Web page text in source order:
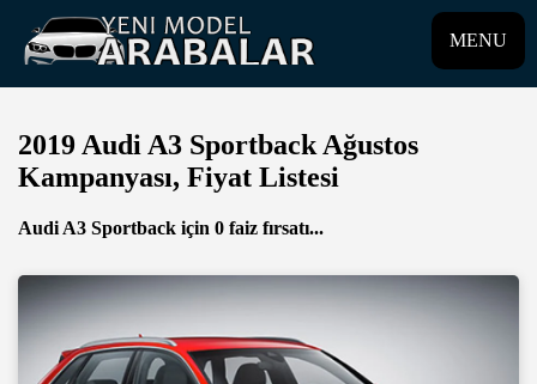
MENU
2019 Audi A3 Sportback Ağustos
Kampanyası, Fiyat Listesi
Audi A3 Sportback için 0 faiz fırsatı...